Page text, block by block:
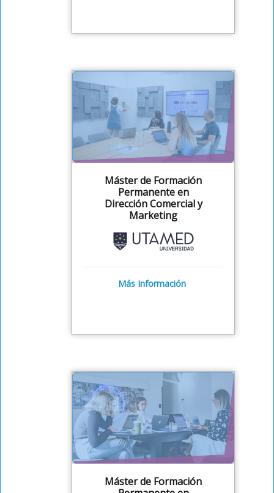
Máster de Formación
Permanente en
Dirección Comercial y
Marketing
Más Información
Máster de Formación